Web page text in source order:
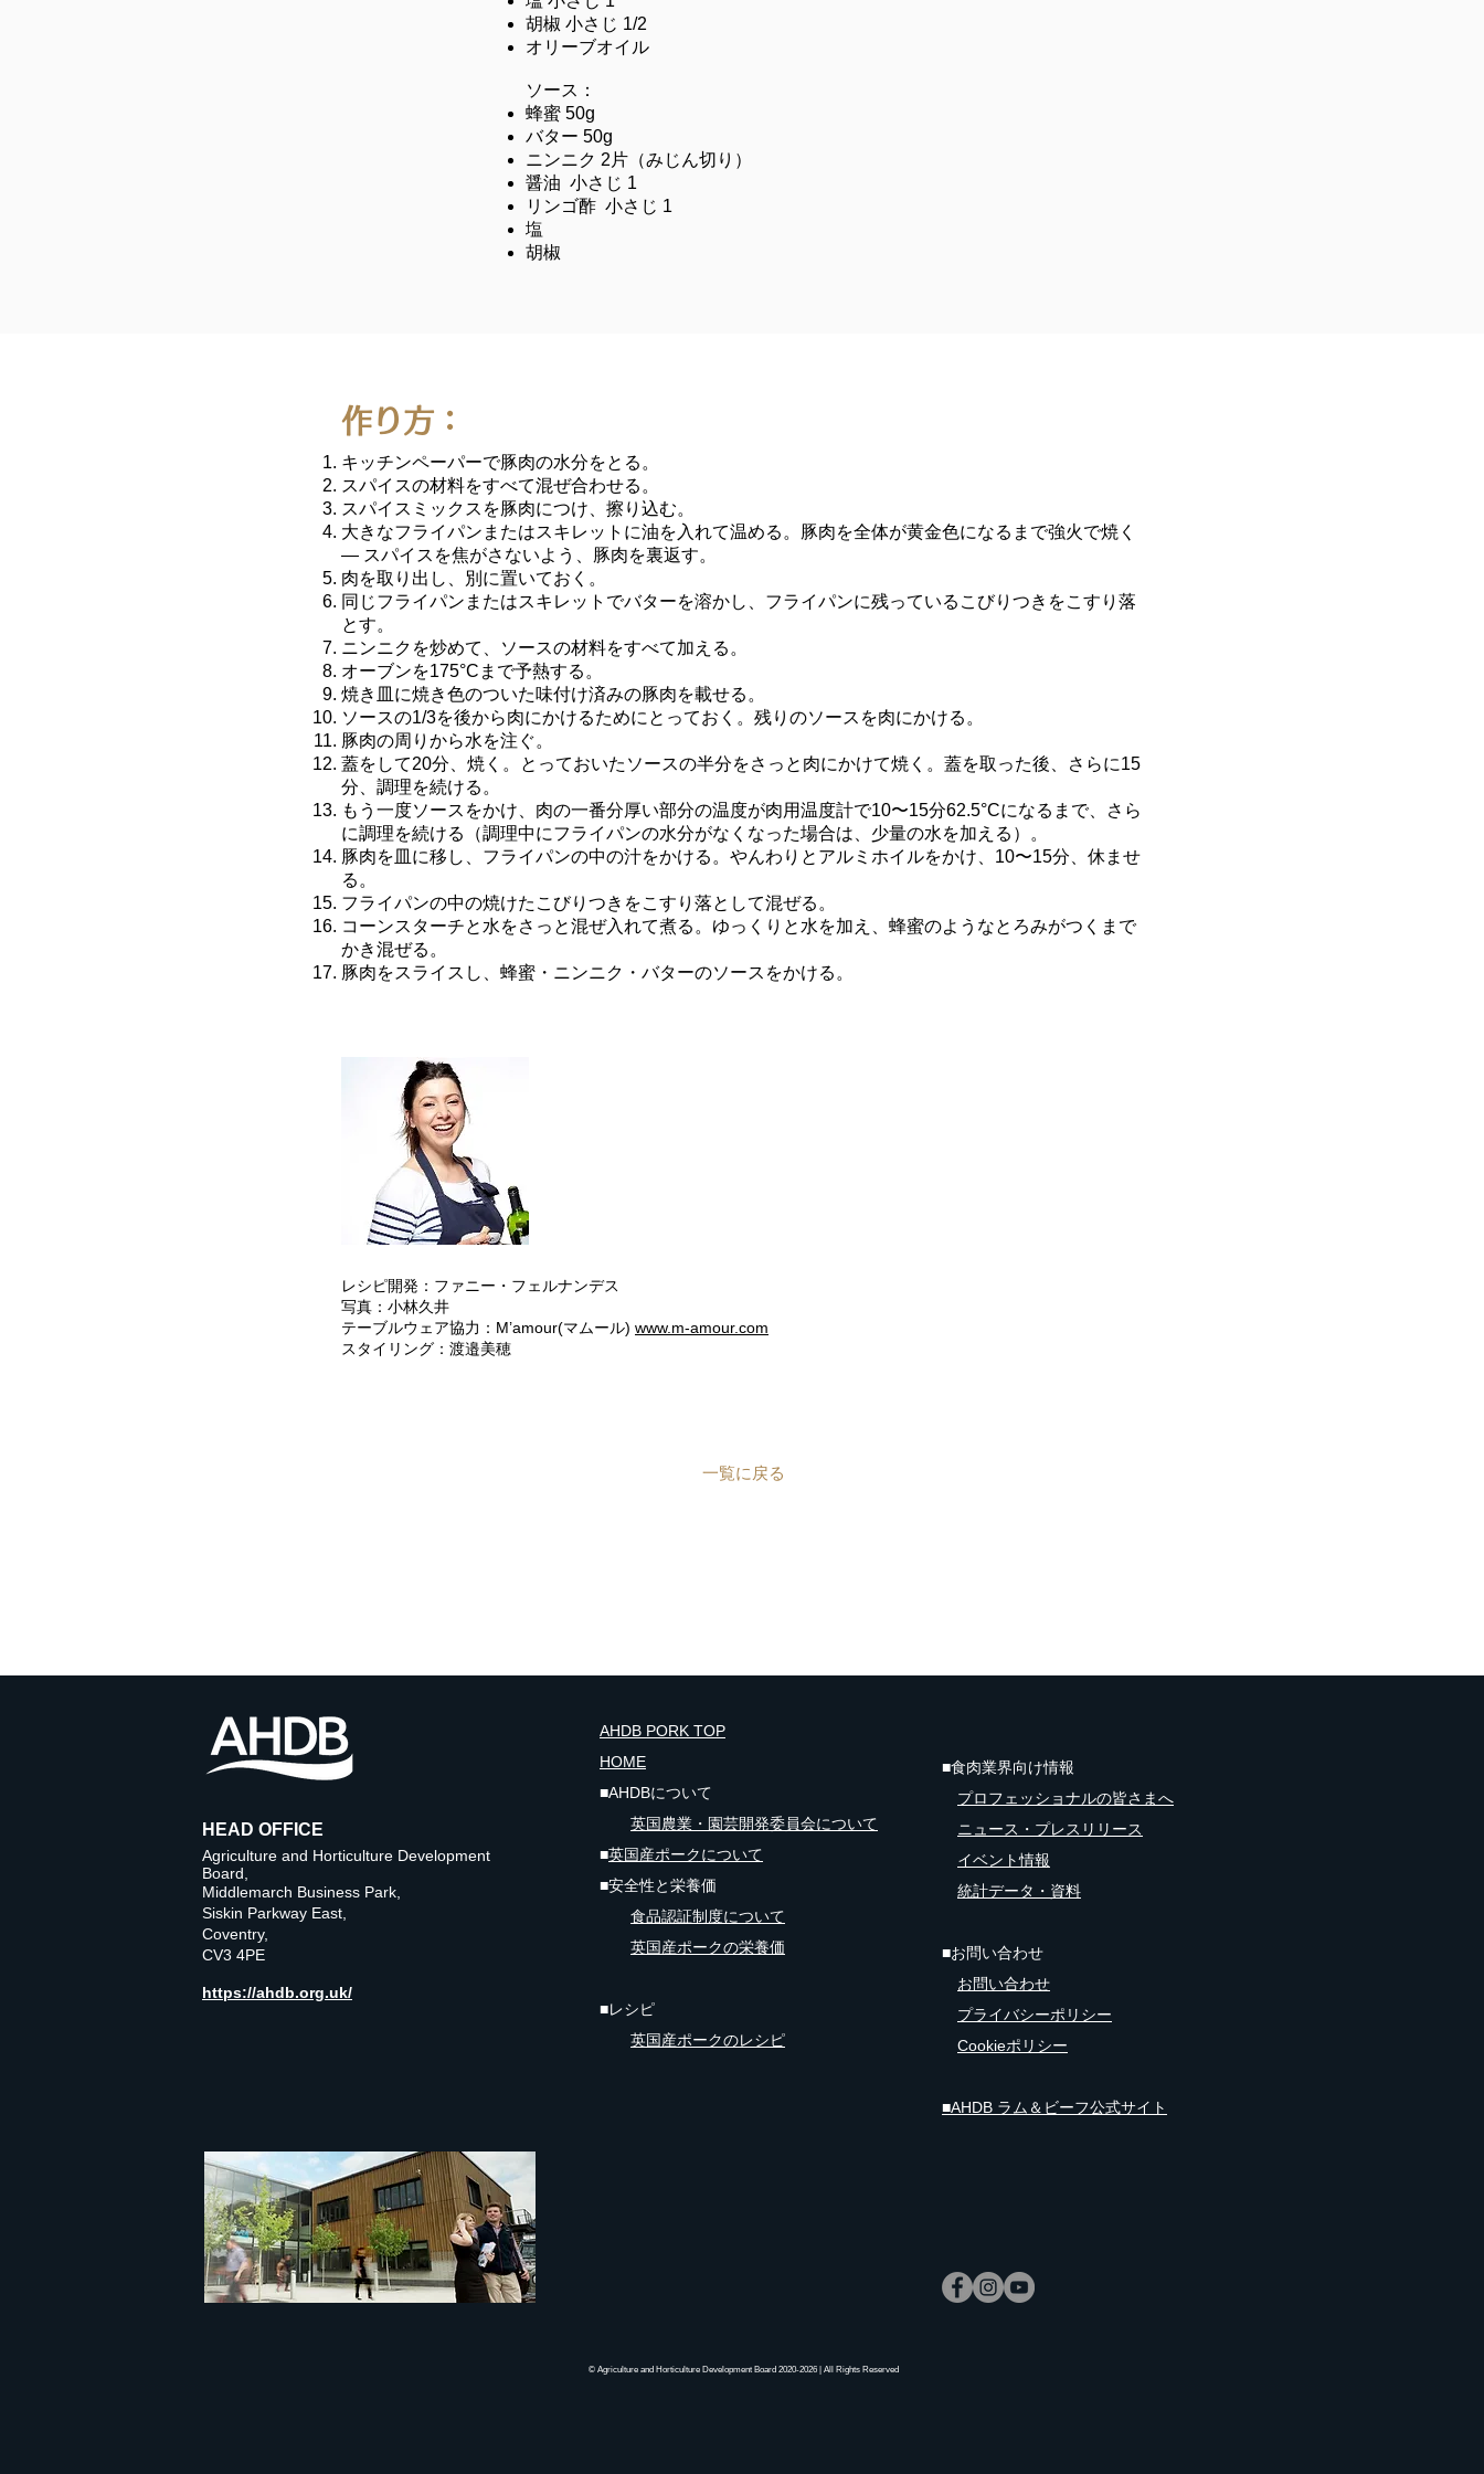
胡椒 小さじ 1/2
オリーブオイル
ソース：
蜂蜜 50g
バター 50g
ニンニク 2片（みじん切り）
醤油 小さじ 1
リンゴ酢 小さじ 1
塩
胡椒
作り方：
キッチンペーパーで豚肉の水分をとる。
スパイスの材料をすべて混ぜ合わせる。
スパイスミックスを豚肉につけ、擦り込む。
大きなフライパンまたはスキレットに油を入れて温める。豚肉を全体が黄金色になるまで強火で焼く
— スパイスを焦がさないよう、豚肉を裏返す。
肉を取り出し、別に置いておく。
同じフライパンまたはスキレットでバターを溶かし、フライパンに残っているこびりつきをこすり落
とす。
ニンニクを炒めて、ソースの材料をすべて加える。
オーブンを175°Cまで予熱する。
焼き皿に焼き色のついた味付け済みの豚肉を載せる。
ソースの1/3を後から肉にかけるためにとっておく。残りのソースを肉にかける。
豚肉の周りから水を注ぐ。
蓋をして20分、焼く。とっておいたソースの半分をさっと肉にかけて焼く。蓋を取った後、さらに15
分、調理を続ける。
もう一度ソースをかけ、肉の一番分厚い部分の温度が肉用温度計で10〜15分62.5°Cになるまで、さら
に調理を続ける（調理中にフライパンの水分がなくなった場合は、少量の水を加える）。
豚肉を皿に移し、フライパンの中の汁をかける。やんわりとアルミホイルをかけ、10〜15分、休ませ
る。
フライパンの中の焼けたこびりつきをこすり落として混ぜる。
コーンスターチと水をさっと混ぜ入れて煮る。ゆっくりと水を加え、蜂蜜のようなとろみがつくまで
かき混ぜる。
豚肉をスライスし、蜂蜜・ニンニク・バターのソースをかける。
レシピ開発：ファニー・フェルナンデス
写真：小林久井
テーブルウェア協力：M’amour(マムール) www.m-amour.com
スタイリング：渡邉美穂
一覧に戻る
HEAD OFFICE
Agriculture and Horticulture Development
Board,
Middlemarch Business Park,
Siskin Parkway East,
Coventry,
CV3 4PE
https://ahdb.org.uk/
AHDB PORK TOP
HOME
■AHDBについて
英国農業・園芸開発委員会について
■英国産ポークについて
■安全性と栄養価
食品認証制度​について
英国産ポークの栄養価
■レシピ
英国産ポークのレシピ
■食肉業界向け情報
プロフェッショナルの皆さまへ
ニュース・プレスリリース
イベント情報
統計データ・資料
■お問い合わせ
お問い合わせ
プライバシーポリシー
Cookieポリシー
■AHDB ラム＆ビーフ公式サイト
© Agriculture and Horticulture Development Board 2020-2026 | All Rights Reserved